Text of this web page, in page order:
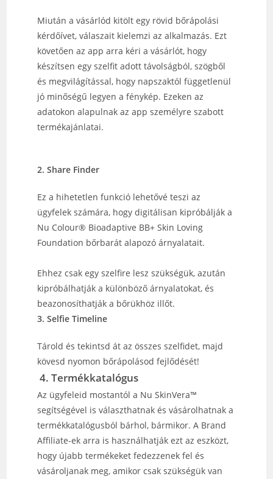
Miután a vásárlód kitölt egy rövid bőrápolási
kérdőívet,válaszait kielemzi az alkalmazás. Ezt
követően az apparra kéri a vásárlót, hogy
készítsen egy szelfit adotttávolságból, szögből
és megvilágítással, hogy napszaktól függetlenül
jó minőségű legyen a fénykép. Ezeken az
adatokon alapulnak az app személyreszabott
termékajánlatai.
2. Share Finder
Ez a hihetetlen funkció lehetővé teszi az
ügyfelek számára, hogy digitálisan kipróbálják a
Nu Colour®️ Bioadaptive BB+ Skin Loving
Foundation bőrbarát alapozó árnyalatait.
Ehhez csak egy szelfire lesz szükségük, azután
kipróbálhatják a különböző árnyalatokat, és
beazonosíthatják a bőrükhöz illőt.
3. Selfie Timeline
Tárold és tekintsd át az összes szelfidet, majd
kövesd nyomon bőrápolásod fejlődését!
4. Termékkatalógus
Az ügyfeleid mostantól a Nu SkinVera™
segítségével is választhatnak és vásárolhatnak a
termékkatalógusból bárhol, bármikor. A Brand
Affiliate-ek arra is használhatják ezt az eszközt,
hogy újabb termékeket fedezzenek fel és
vásároljanak meg, amikor csak szükségük van